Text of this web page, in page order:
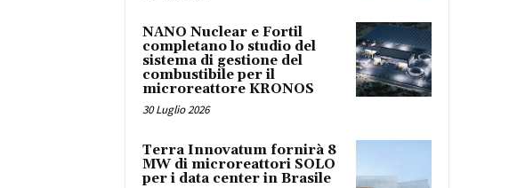
NANO Nuclear e Fortil
completano lo studio del
sistema di gestione del
combustibile per il
microreattore KRONOS
30 Luglio 2026
Terra Innovatum fornirà 8
MW di microreattori SOLO
per i data center in Brasile